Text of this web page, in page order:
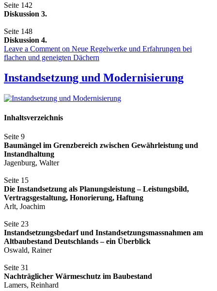
Seite 142
Diskussion 3.
Seite 148
Diskussion 4.
Leave a Comment on Neue Regelwerke und Erfahrungen bei
flachen und geneigten Dächern
Instandsetzung und Modernisierung
Inhaltsverzeichnis
Seite 9
Baumängel im Grenzbereich zwischen Gewährleistung und
Instandhaltung
Jagenburg, Walter
Seite 15
Die Instandsetzung als Planungsleistung – Leistungsbild,
Vertragsgestaltung, Honorierung, Haftung
Arlt, Joachim
Seite 23
Instandsetzungsbedarf und Instandsetzungsmassnahmen am
Altbaubestand Deutschlands – ein Überblick
Oswald, Rainer
Seite 31
Nachträglicher Wärmeschutz im Baubestand
Lamers, Reinhard